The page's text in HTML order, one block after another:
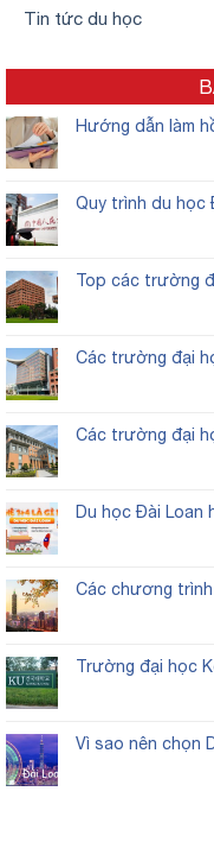
Tin tức du học
Hướng dẫn làm
Quy trình du học
Top các trường
Các trường đại
Các trường đại
Du học Đài Loan
Các chương
Trường đại học
Vì sao nên chọn